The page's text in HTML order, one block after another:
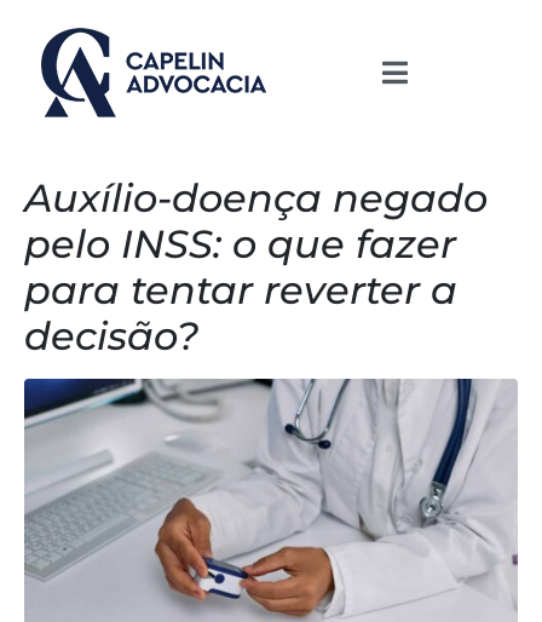
Auxílio-doença negado
pelo INSS: o que fazer
para tentar reverter a
decisão?